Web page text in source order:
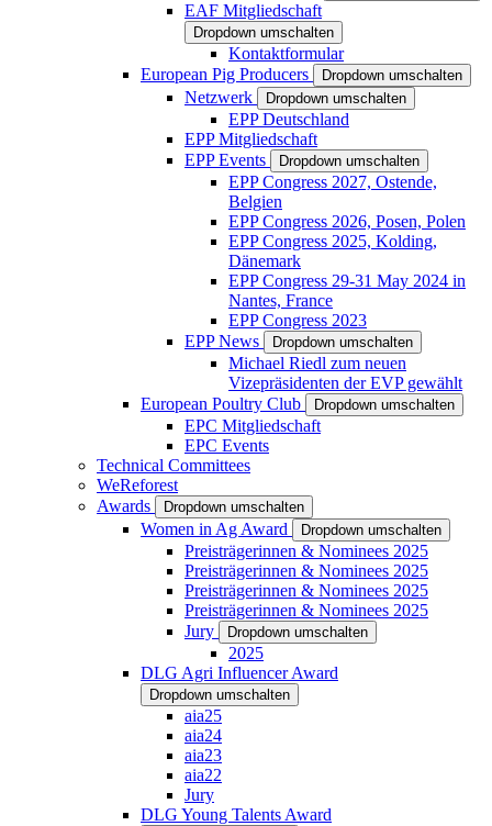
EAF Mitgliedschaft
Dropdown umschalten
Kontaktformular
European Pig Producers
Dropdown umschalten
Netzwerk Dropdown umschalten
EPP Deutschland
EPP Mitgliedschaft
EPP Events
Dropdown umschalten
EPP Congress 2027, Ostende,
Belgien
EPP Congress 2026, Posen, Polen
EPP Congress 2025, Kolding,
Dänemark
EPP Congress 29-31 May 2024 in
Nantes, France
EPP Congress 2023
EPP News
Dropdown umschalten
Michael Riedl zum neuen
Vizepräsidenten der EVP gewählt
European Poultry Club
Dropdown umschalten
EPC Mitgliedschaft
EPC Events
Technical Committees
WeReforest
Awards
Dropdown umschalten
Women in Ag Award Dropdown umschalten
Preisträgerinnen & Nominees 2025
Preisträgerinnen & Nominees 2025
Preisträgerinnen & Nominees 2025
Preisträgerinnen & Nominees 2025
Jury
Dropdown umschalten
2025
DLG Agri Influencer Award
Dropdown umschalten
aia25
aia24
aia23
aia22
Jury
DLG Young Talents Award